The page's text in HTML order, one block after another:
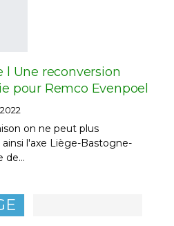
l Une reconversion
pour Remco Evenpoel
on ne peut plus
l'axe Liège-Bastogne-
de…